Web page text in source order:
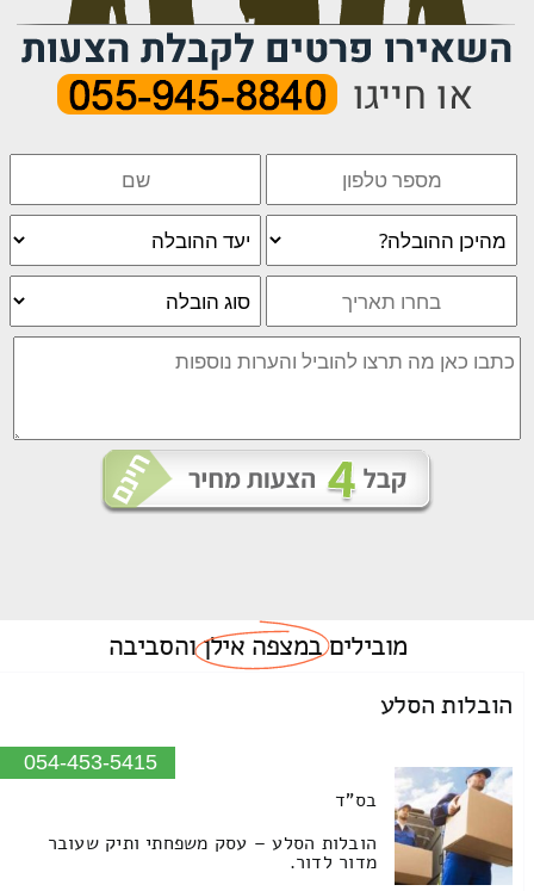
מוביליםבמצפה אילןוהסביבה
הובלות הסלע
054-453-5415
בס"ד
הובלות הסלע – עסק משפחתי ותיק שעובר
מדור לדור.